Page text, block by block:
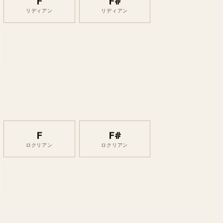
リディアン リディアン
F
ロクリアン
F#
ロクリアン